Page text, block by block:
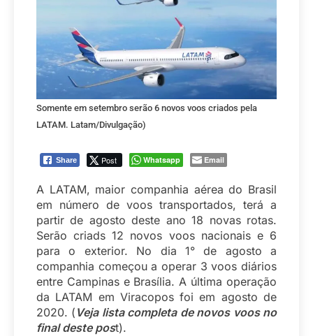
Somente em setembro serão 6 novos voos criados pela
LATAM. Latam/Divulgação)
Share Post Whatsapp Email
A LATAM, maior companhia aérea do Brasil
em número de voos transportados, terá a
partir de agosto deste ano 18 novas rotas.
Serão criads 12 novos voos nacionais e 6
para o exterior. No dia 1° de agosto a
companhia começou a operar 3 voos diários
entre Campinas e Brasília. A última operação
da LATAM em Viracopos foi em agosto de
2020. ( Veja lista completa de novos voos no
final deste post).